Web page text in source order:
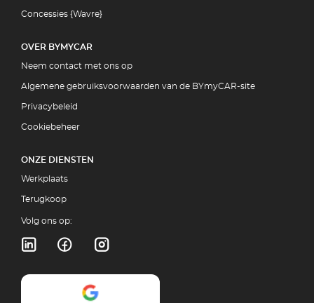
Concessies {Wavre}
OVER BYMYCAR
Neem contact met ons op
Algemene gebruiksvoorwaarden van de BYmyCAR-site
Privacybeleid
Cookiebeheer
ONZE DIENSTEN
Werkplaats
Terugkoop
Volg ons op: